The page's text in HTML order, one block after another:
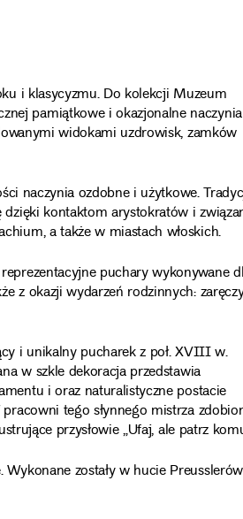
i klasycyzmu. Do kolekcji Muzeum
pamiątkowe i okazjonalne naczynia
widokami uzdrowisk, zamków
naczynia ozdobne i użytkowe.
kontaktom arystokratów i
a także w miastach włoskich.
puchary wykonywane
z okazji wydarzeń rodzinnych:
i unikalny pucharek z poł. XVIII w.
w szkle dekoracja przedstawia
i oraz naturalistyczne postacie
tego słynnego mistrza
przysłowie „Ufaj, ale patrz
zostały w hucie Preusslerów